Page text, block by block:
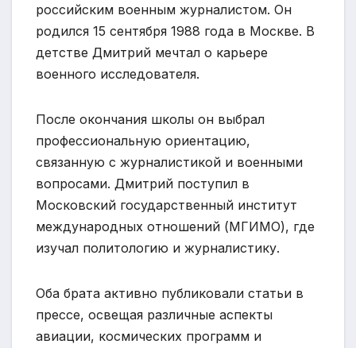
российским военным журналистом. Он
родился 15 сентября 1988 года в Москве. В
детстве Дмитрий мечтал о карьере
военного исследователя.
После окончания школы он выбрал
профессиональную ориентацию,
связанную с журналистикой и военными
вопросами. Дмитрий поступил в
Московский государственный институт
международных отношений (МГИМО), где
изучал политологию и журналистику.
Оба брата активно публиковали статьи в
прессе, освещая различные аспекты
авиации, космических программ и